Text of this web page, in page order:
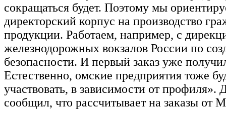
сокращаться будет. Поэтому мы
директорский корпус на производство
продукции. Работаем, например, с
железнодорожных вокзалов России по
безопасности. И первый заказ уже
Естественно, омские предприятия тоже
участвовать, в зависимости от профиля».
сообщил, что рассчитывает на заказы от